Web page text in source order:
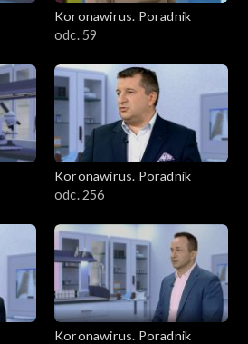
Koronawirus. Poradnik
odc. 59
Koronawirus. Poradnik
odc. 256
Koronawirus. Poradnik